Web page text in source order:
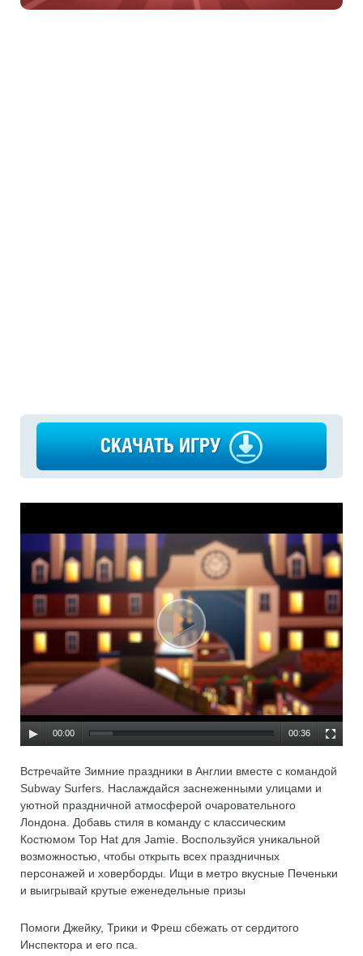
СКАЧАТЬ ИГРУ
00:00 00:36
Встречайте Зимние праздники в Англии вместе с командой
Subway Surfers. Наслаждайся заснеженными улицами и
уютной праздничной атмосферой очаровательного
Лондона. Добавь стиля в команду с классическим
Костюмом Top Hat для Jamie. Воспользуйся уникальной
возможностью, чтобы открыть всех праздничных
персонажей и ховерборды. Ищи в метро вкусные Печеньки
и выигрывай крутые еженедельные призы
Помоги Джейку, Трики и Фреш сбежать от сердитого
Инспектора и его пса.